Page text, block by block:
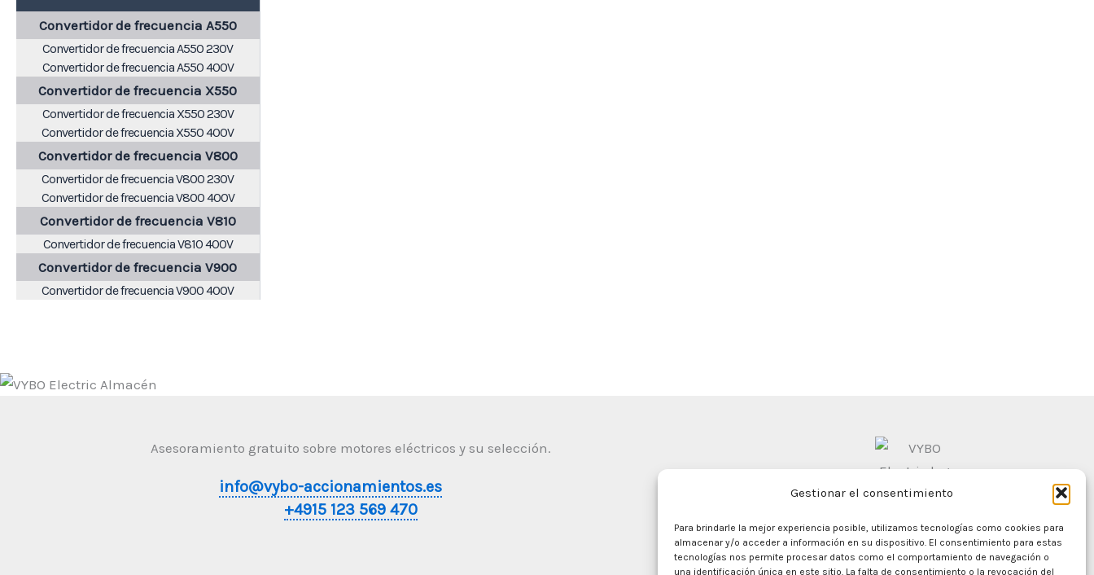
Gestionar el consentimiento
Para brindarle la mejor experiencia posible, utilizamos tecnologías como cookies para
almacenar y/o acceder a información en su dispositivo. El consentimiento para estas
tecnologías nos permite procesar datos como el comportamiento de navegación o
una identificación única en este sitio. La falta de consentimiento o la revocación del
Convertidor de frecuencia A550
Convertidor de frecuencia A550 230V
Convertidor de frecuencia A550 400V
Convertidor de frecuencia X550
Convertidor de frecuencia X550 230V
Convertidor de frecuencia X550 400V
Convertidor de frecuencia V800
Convertidor de frecuencia V800 230V
Convertidor de frecuencia V800 400V
Convertidor de frecuencia V810
Convertidor de frecuencia V810 400V
Convertidor de frecuencia V900
Convertidor de frecuencia V900 400V
Asesoramiento gratuito sobre motores eléctricos y su selección.
info@vybo-accionamientos.es
+4915 123 569 470